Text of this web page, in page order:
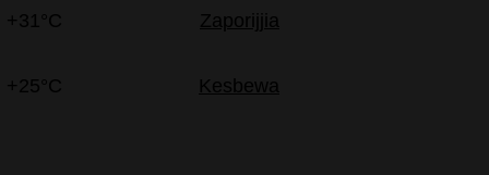
+31°C Zaporijjia
+25°C Kesbewa